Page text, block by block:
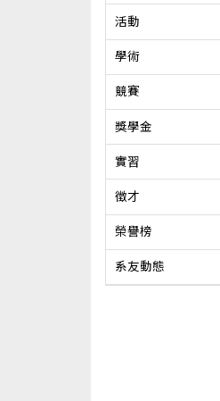
活動
學術
競賽
獎學金
實習
徵才
榮譽榜
系友動態